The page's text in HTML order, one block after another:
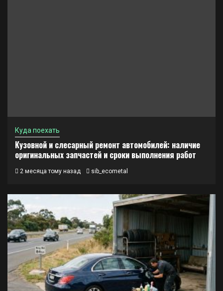
Куда поехать
Кузовной и слесарный ремонт автомобилей: наличие
оригинальных запчастей и сроки выполнения работ
2 месяца тому назад sib_ecometal